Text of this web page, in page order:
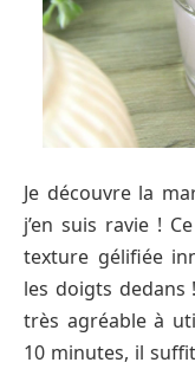
Je découvre la
j’en suis ravie !
texture gélifiée
les doigts dedans
très agréable à
10 minutes, il